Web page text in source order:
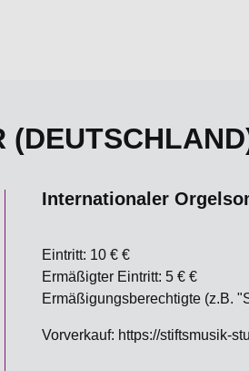
Internationaler
Eintritt: 10 € €
Ermäßigter Eintritt: 5 € €
Ermäßigungsberechtigte (z.B.
Vorverkauf: https://stiftsmusik-